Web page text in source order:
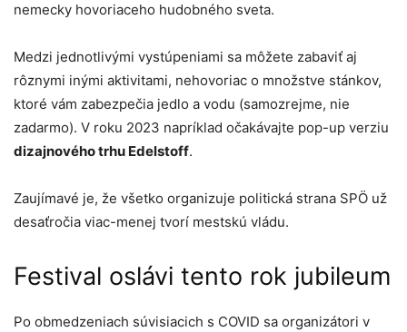
nemecky hovoriaceho hudobného sveta.
Medzi jednotlivými vystúpeniami sa môžete zabaviť aj
rôznymi inými aktivitami, nehovoriac o množstve stánkov,
ktoré vám zabezpečia jedlo a vodu (samozrejme, nie
zadarmo). V roku 2023 napríklad očakávajte pop-up verziu
dizajnového trhu Edelstoff.
Zaujímavé je, že všetko organizuje politická strana SPÖ už
desaťročia viac-menej tvorí mestskú vládu.
Festival oslávi tento rok jubileum
Po obmedzeniach súvisiacich s COVID sa organizátori v